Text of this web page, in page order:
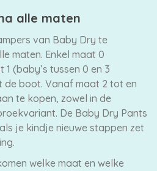
alle maten
van Baby Dry te
maten. Enkel maat 0
(baby’s tussen 0 en 3
de boot. Vanaf maat 2 tot en
te kopen, zowel in de
De Baby Dry Pants
je kindje nieuwe stappen zet
welke maat en welke